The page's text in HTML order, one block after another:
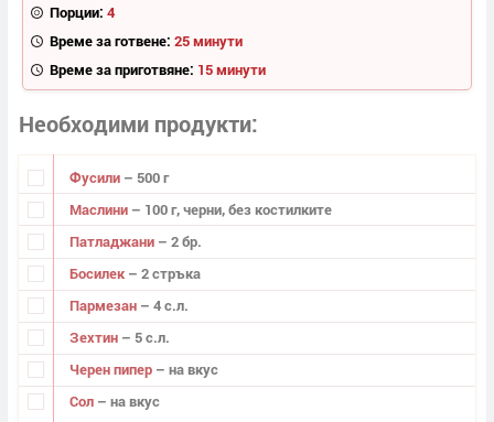
Порции: 4
Време за готвене: 25 минути
Време за приготвяне: 15 минути
Необходими продукти
Фусили – 500 г
Маслини – 100 г, черни, без костилките
Патладжани – 2 бр.
Босилек – 2 стръка
Пармезан – 4 с.л.
Зехтин – 5 с.л.
Черен пипер – на вкус
Сол – на вкус